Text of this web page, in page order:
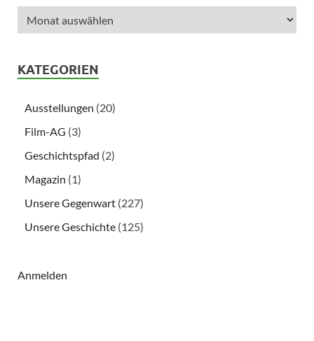
KATEGORIEN
Ausstellungen (20)
Film-AG (3)
Geschichtspfad (2)
Magazin (1)
Unsere Gegenwart (227)
Unsere Geschichte (125)
Anmelden